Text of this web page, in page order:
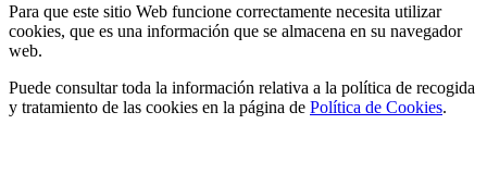
Para que este sitio Web funcione correctamente necesita utilizar
cookies, que es una información que se almacena en su navegador
web.
Puede consultar toda la información relativa a la política de recogida
y tratamiento de las cookies en la página de Política de Cookies.